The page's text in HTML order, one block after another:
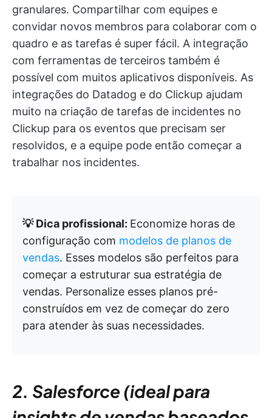
granulares. Compartilhar com equipes e
convidar novos membros para colaborar com o
quadro e as tarefas é super fácil. A integração
com ferramentas de terceiros também é
possível com muitos aplicativos disponíveis. As
integrações do Datadog e do Clickup ajudam
muito na criação de tarefas de incidentes no
Clickup para os eventos que precisam ser
resolvidos, e a equipe pode então começar a
trabalhar nos incidentes.
💡 Dica profissional: Economize horas de
configuração com modelos de planos de
vendas. Esses modelos são perfeitos para
começar a estruturar sua estratégia de
vendas. Personalize esses planos pré-
construídos em vez de começar do zero
para atender às suas necessidades.
2. Salesforce (ideal para